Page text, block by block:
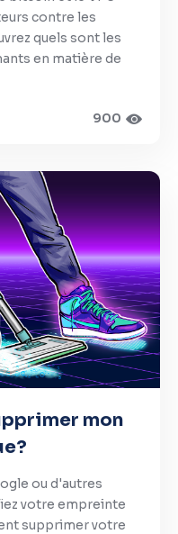
contre les
quels sont les
en matière de
900
mon
ou d'autres
votre empreinte
supprimer votre